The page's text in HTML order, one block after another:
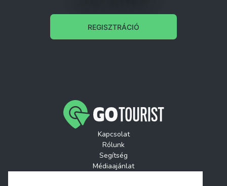
REGISZTRÁCIÓ
Kapcsolat
Rólunk
Segítség
Médiaajánlat